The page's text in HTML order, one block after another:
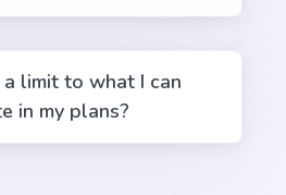
names from examples
a limit to what I can
in my plans?